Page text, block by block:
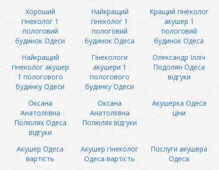
Хороший
гінеколог 1
пологовий
будинок Одеси
Найкращий
гінеколог 1
пологовий
будинок Одеса
Кращий гінеколог
акушер 1
пологовий
будинок Одеса
Найкращий
гінеколог акушер
1 пологового
будинку Одеси
Гінекологи
акушери 1
пологового
будинку Одеси
Олександр Ілліч
Подолян Одеса
відгуки
Оксана
Анатоліївна
Полюлях Одеса
відгуки
Оксана
Анатоліївна
Полюлях відгуки
Акушерка Одеса
ціни
Акушер Одеса
вартість
Акушер гінеколог
Одеса вартість
Послуги акушера
Одеса